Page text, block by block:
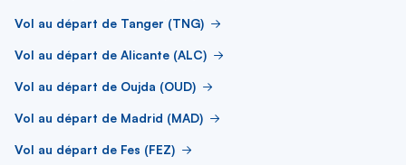
Vol au départ de Tanger (TNG)
Vol au départ de Alicante (ALC)
Vol au départ de Oujda (OUD)
Vol au départ de Madrid (MAD)
Vol au départ de Fes (FEZ)